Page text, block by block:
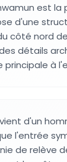
est la
d'une
côté nord
détails
principale à
d'un
l'entrée
de relève